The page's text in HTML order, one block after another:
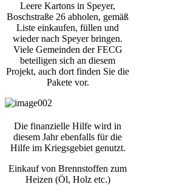
Leere Kartons in Speyer,
Boschstraße 26 abholen, gemäß
Liste einkaufen, füllen und
wieder nach Speyer bringen.
Viele Gemeinden der FECG
beteiligen sich an diesem
Projekt, auch dort finden Sie die
Pakete vor.
Die finanzielle Hilfe wird in
diesem Jahr ebenfalls für die
Hilfe im Kriegsgebiet genutzt.
Einkauf von Brennstoffen zum
Heizen (Öl, Holz etc.)